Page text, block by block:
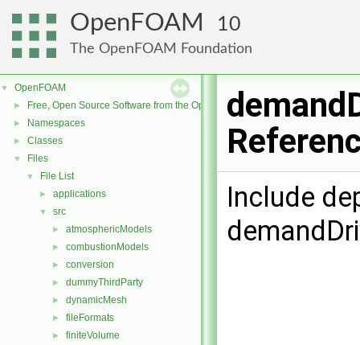
OpenFOAM 10
The OpenFOAM Foundation
▼ OpenFOAM
► Free, Open Source Software from the OpenFOAM Foundation
► Namespaces
► Classes
▼ Files
▼ File List
► applications
▼ src
► atmosphericModels
► combustionModels
► conversion
► dummyThirdParty
► dynamicMesh
► fileFormats
► finiteVolume
Include